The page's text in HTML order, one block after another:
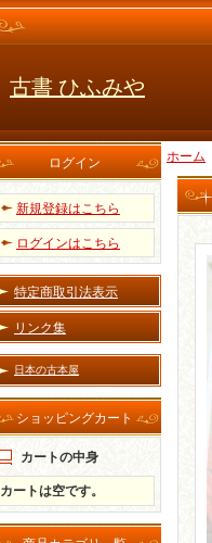
古書 ひふみや
ログイン
新規登録はこちら
ログインはこちら
特定商取引法表示
リンク集
日本の古本屋
ショッピングカート
カートの中身
カートは空です。
ホーム